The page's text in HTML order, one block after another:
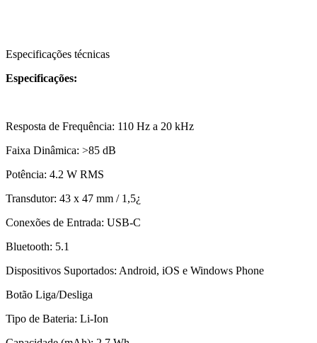
Especificações técnicas
Especificações:
Resposta de Frequência: 110 Hz a 20 kHz
Faixa Dinâmica: >85 dB
Potência: 4.2 W RMS
Transdutor: 43 x 47 mm / 1,5¿
Conexões de Entrada: USB-C
Bluetooth: 5.1
Dispositivos Suportados: Android, iOS e Windows Phone
Botão Liga/Desliga
Tipo de Bateria: Li-Ion